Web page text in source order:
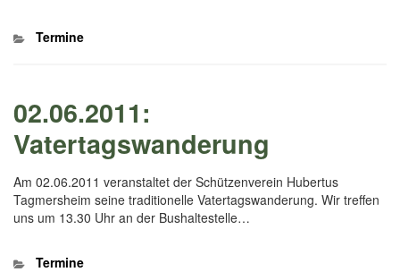
Kategorien
Termine
02.06.2011:
Vatertagswanderung
Am 02.06.2011 veranstaltet der Schützenverein Hubertus
Tagmersheim seine traditionelle Vatertagswanderung. Wir treffen
uns um 13.30 Uhr an der Bushaltestelle…
Kategorien
Termine